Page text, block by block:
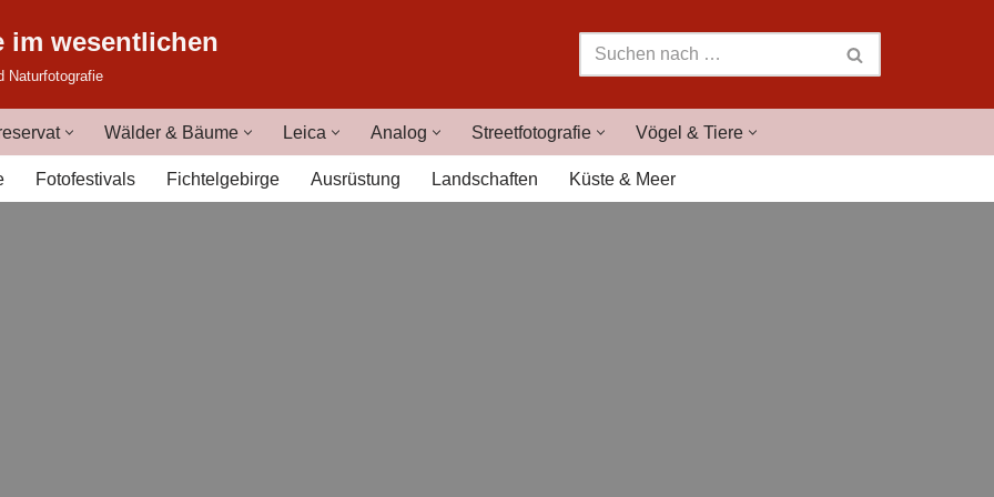
im wesentlichen
Naturfotografie
Wälder & Bäume Leica Analog Streetfotografie Vögel & Tiere
Fotofestivals Fichtelgebirge Ausrüstung Landschaften Küste & Meer